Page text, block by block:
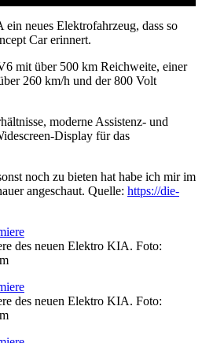
neues Elektrofahrzeug, dass so
Car erinnert.
mit über 500 km Reichweite, einer
260 km/h und der 800 Volt
moderne Assistenz- und
Display für das
noch zu bieten hat habe ich mir im
angeschaut. Quelle: https://die-
des neuen Elektro KIA. Foto:
des neuen Elektro KIA. Foto: